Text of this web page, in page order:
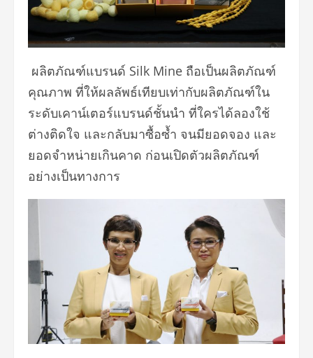
ผลิตภัณฑ์แบรนด์ Silk Mine ถือเป็นผลิตภัณฑ์
คุณภาพ ที่ให้ผลลัพธ์เทียบเท่ากับผลิตภัณฑ์ใน
ระดับเคาน์เตอร์แบรนด์ชั้นนำ ที่ใครได้ลองใช้
ต่างติดใจ และกลับมาซื้อซ้ำ จนมียอดจอง และ
ยอดจำหน่ายเกินคาด ก่อนเปิดตัวผลิตภัณฑ์
อย่างเป็นทางการ